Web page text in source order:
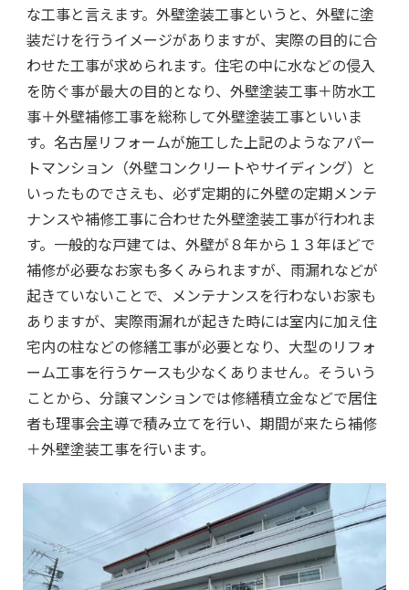
な工事と言えます。外壁塗装工事というと、外壁に塗
装だけを行うイメージがありますが、実際の目的に合
わせた工事が求められます。住宅の中に水などの侵入
を防ぐ事が最大の目的となり、外壁塗装工事＋防水工
事＋外壁補修工事を総称して外壁塗装工事といいま
す。名古屋リフォームが施工した上記のようなアパー
トマンション（外壁コンクリートやサイディング）と
いったものでさえも、必ず定期的に外壁の定期メンテ
ナンスや補修工事に合わせた外壁塗装工事が行われま
す。一般的な戸建ては、外壁が８年から１３年ほどで
補修が必要なお家も多くみられますが、雨漏れなどが
起きていないことで、メンテナンスを行わないお家も
ありますが、実際雨漏れが起きた時には室内に加え住
宅内の柱などの修繕工事が必要となり、大型のリフォ
ーム工事を行うケースも少なくありません。そういう
ことから、分譲マンションでは修繕積立金などで居住
者も理事会主導で積み立てを行い、期間が来たら補修
＋外壁塗装工事を行います。